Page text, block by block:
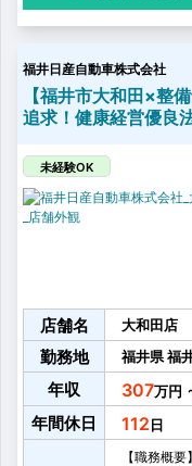
・お客様へ
アドバイス
福井日産自動車株式会社
【福井市大和田×整
追求！健康経営優良
未経験OK
店舗名 大和田店
勤務地 福井県福
年収 307
年間休日 112
【職務概要】